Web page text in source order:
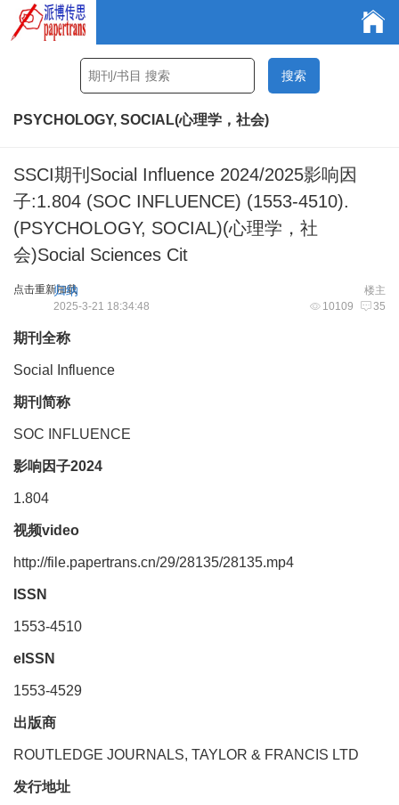
PSYCHOLOGY, SOCIAL(心理学，社会)
SSCI期刊Social Influence 2024/2025影响因
子:1.804 (SOC INFLUENCE) (1553-4510).
(PSYCHOLOGY, SOCIAL)(心理学，社
会)Social Sciences Cit
点击重新加载 楼主
归纳
10109 35
2025-3-21 18:34:48
期刊全称
Social Influence
期刊简称
SOC INFLUENCE
影响因子2024
1.804
视频video
http://file.papertrans.cn/29/28135/28135.mp4
ISSN
1553-4510
eISSN
1553-4529
出版商
ROUTLEDGE JOURNALS, TAYLOR & FRANCIS LTD
发行地址